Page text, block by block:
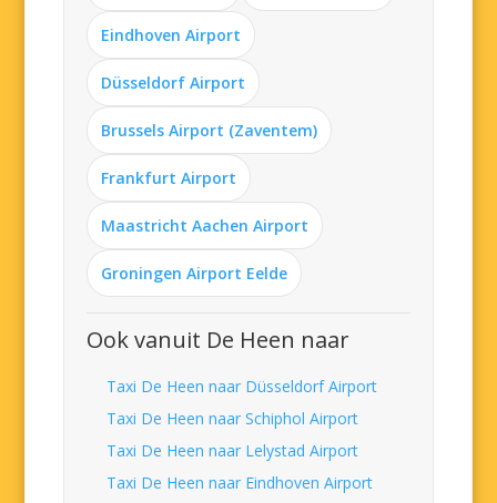
Eindhoven Airport
Düsseldorf Airport
Brussels Airport (Zaventem)
Frankfurt Airport
Maastricht Aachen Airport
Groningen Airport Eelde
Ook vanuit De Heen naar
Taxi De Heen naar Düsseldorf Airport
Taxi De Heen naar Schiphol Airport
Taxi De Heen naar Lelystad Airport
Taxi De Heen naar Eindhoven Airport